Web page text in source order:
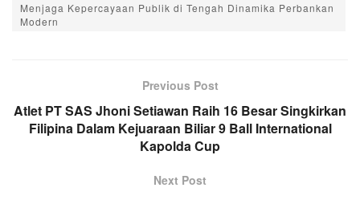
Menjaga Kepercayaan Publik di Tengah Dinamika Perbankan
Modern
Previous Post
Atlet PT SAS Jhoni Setiawan Raih 16 Besar Singkirkan
Filipina Dalam Kejuaraan Biliar 9 Ball International
Kapolda Cup
Next Post